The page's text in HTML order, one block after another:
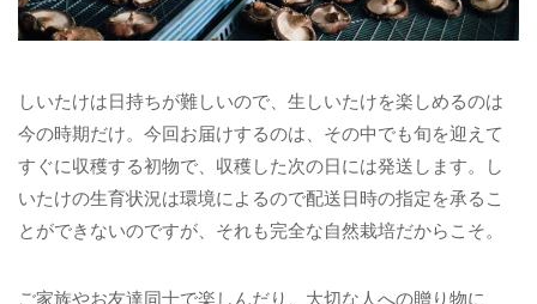
しいたけは日持ちが難しいので、生しいたけを楽しめるのは
今の時期だけ。今回お届けするのは、その中でも旬を迎えて
すぐに収穫する初物で、収穫した次の日には発送します。し
いたけの生育状況は環境によるので配送日時の指定を承るこ
とができないのですが、それも完全な自然栽培だからこそ。
ご家族やお友達同士で楽しんだり、大切な人への贈り物に